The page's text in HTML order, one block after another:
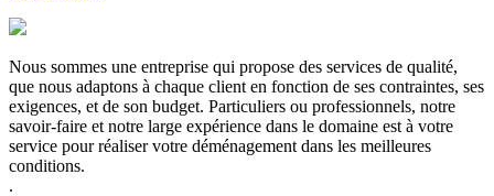
Nous sommes une entreprise qui propose des services de qualité,
que nous adaptons à chaque client en fonction de ses contraintes, ses
exigences, et de son budget. Particuliers ou professionnels, notre
savoir-faire et notre large expérience dans le domaine est à votre
service pour réaliser votre déménagement dans les meilleures
conditions.
.